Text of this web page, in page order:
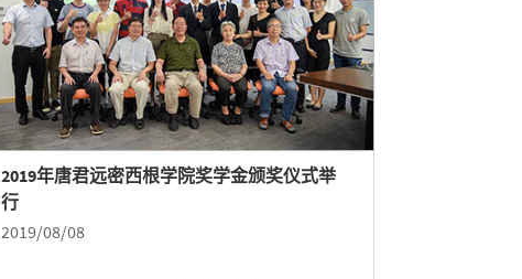
2019年唐君远密西根学院奖学金颁奖仪式举
行
2019/08/08